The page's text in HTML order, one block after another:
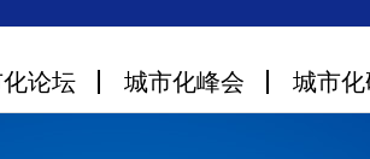
论坛 城市化峰会 城市